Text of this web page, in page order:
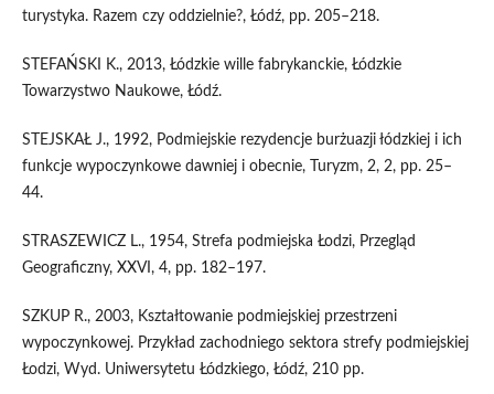
turystyka. Razem czy oddzielnie?, Łódź, pp. 205–218.
STEFAŃSKI K., 2013, Łódzkie wille fabrykanckie, Łódzkie
Towarzystwo Naukowe, Łódź.
STEJSKAŁ J., 1992, Podmiejskie rezydencje burżuazji łódzkiej i ich
funkcje wypoczynkowe dawniej i obecnie, Turyzm, 2, 2, pp. 25–
44.
STRASZEWICZ L., 1954, Strefa podmiejska Łodzi, Przegląd
Geograficzny, XXVI, 4, pp. 182–197.
SZKUP R., 2003, Kształtowanie podmiejskiej przestrzeni
wypoczynkowej. Przykład zachodniego sektora strefy podmiejskiej
Łodzi, Wyd. Uniwersytetu Łódzkiego, Łódź, 210 pp.